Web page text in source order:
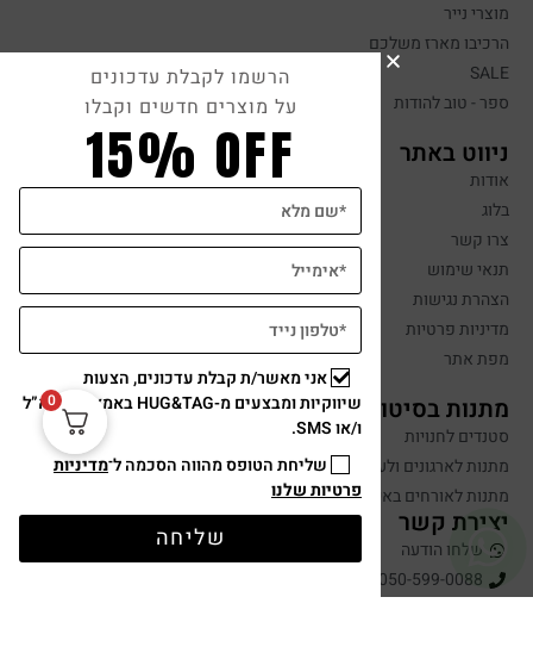
מוצרי נייר
הרכיבו מארז משלכם
SALE
ספר - טוב להודות
ניווט באתר
אודות
בלוג
צרו קשר
תנאי שימוש
הצהרת נגישות
מדיניות פרטיות
מפת אתר
מתנות בסיטונאות
סטנדים לחנויות
מתנות לארגונים ולעובדים
מתנות לאורחים באירועים
יצירת קשר
שלחו הודעה
050-599-0088
0
הרשמו לקבלת עדכונים
על מוצרים חדשים וקבלו
15% OFF
אני מאשר/ת קבלת עדכונים, הצעות
שיווקיות ומבצעים מ-HUG&TAG באמצעות דוא”ל
ו/או SMS.
שליחת הטופס מהווה הסכמה ל־מדיניות
פרטיות שלנו
שליחה